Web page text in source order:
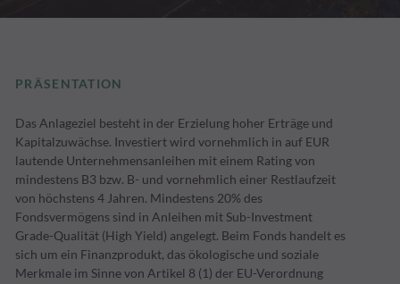
PRÄSENTATION
Das Anlageziel besteht in der Erzielung hoher Erträge und
Kapitalzuwächse. Investiert wird vornehmlich in auf EUR
lautende Unternehmensanleihen mit einem Rating von
mindestens B3 bzw. B- und vornehmlich einer Restlaufzeit
von höchstens 4 Jahren. Mindestens 20% des
Fondsvermögens sind in Anleihen mit Sub-Investment
Grade-Qualität (High Yield) angelegt. Beim Fonds handelt es
sich um ein Finanzprodukt, das ökologische und soziale
Merkmale im Sinne von Artikel 8 (1) der EU-Verordnung